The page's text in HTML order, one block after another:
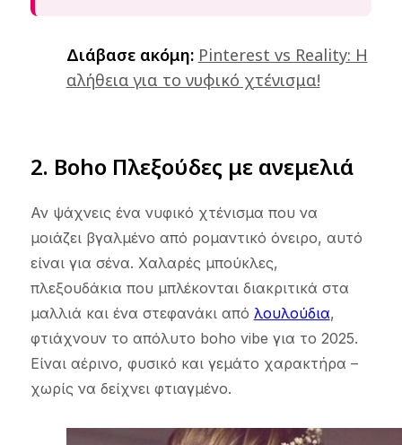
Διάβασε ακόμη: Pinterest vs Reality: Η
αλήθεια για το νυφικό χτένισμα!
2. Boho Πλεξούδες με ανεμελιά
Αν ψάχνεις ένα νυφικό χτένισμα που να
μοιάζει βγαλμένο από ρομαντικό όνειρο, αυτό
είναι για σένα. Χαλαρές μπούκλες,
πλεξουδάκια που μπλέκονται διακριτικά στα
μαλλιά και ένα στεφανάκι από λουλούδια,
φτιάχνουν το απόλυτο boho vibe για το 2025.
Είναι αέρινο, φυσικό και γεμάτο χαρακτήρα –
χωρίς να δείχνει φτιαγμένο.